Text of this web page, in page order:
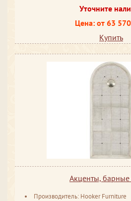
Уточните
Цена: от 63
Купить
Акценты, барные
Производитель: Hooker Furniture